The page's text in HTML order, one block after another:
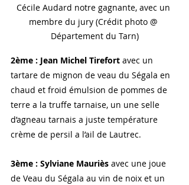
Cécile Audard notre gagnante, avec un
membre du jury (Crédit photo @
Département du Tarn)
2ème : Jean Michel Tirefort avec un
tartare de mignon de veau du Ségala en
chaud et froid émulsion de pommes de
terre a la truffe tarnaise, un une selle
d’agneau tarnais a juste température
crème de persil a l’ail de Lautrec.
3ème : Sylviane Mauriès avec une joue
de Veau du Ségala au vin de noix et un